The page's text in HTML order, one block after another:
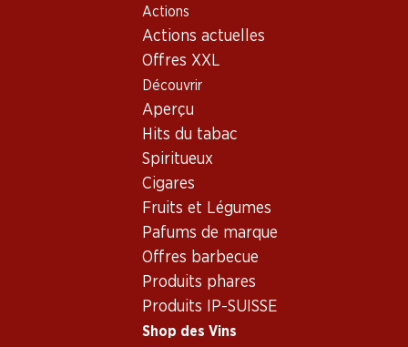
Actions
Actions actuelles
Offres XXL
Découvrir
Aperçu
Hits du tabac
Spiritueux
Cigares
Fruits et Légumes
Pafums de marque
Offres barbecue
Produits phares
Produits IP-SUISSE
Shop des Vins
Shop des Vins
France
Champagne
Laurent-Perrier Brut Champagne AOC